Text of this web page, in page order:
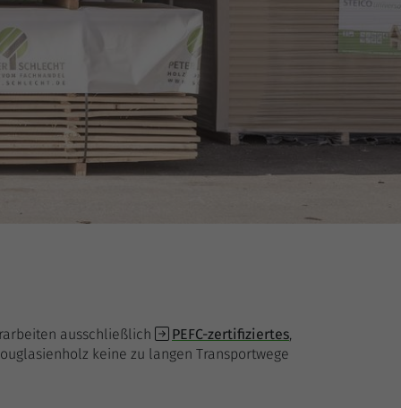
ausschließlich PEFC-zertifiziertes
keine zu langen Transportwege